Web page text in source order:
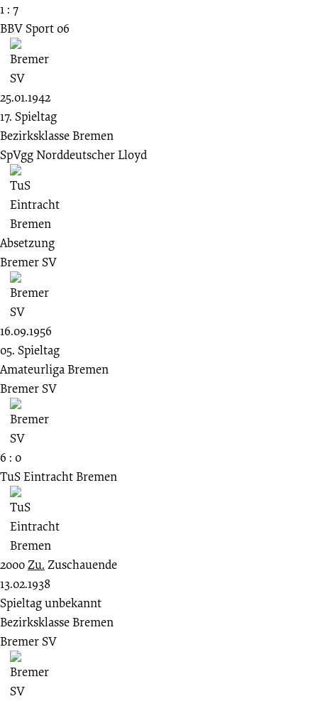
1 : 7
BBV Sport 06
25.01.1942
17. Spieltag
Bezirksklasse Bremen
SpVgg Norddeutscher Lloyd
Absetzung
Bremer SV
16.09.1956
05. Spieltag
Amateurliga Bremen
Bremer SV
6 : 0
TuS Eintracht Bremen
2000Zu. Zuschauende
13.02.1938
Spieltag unbekannt
Bezirksklasse Bremen
Bremer SV